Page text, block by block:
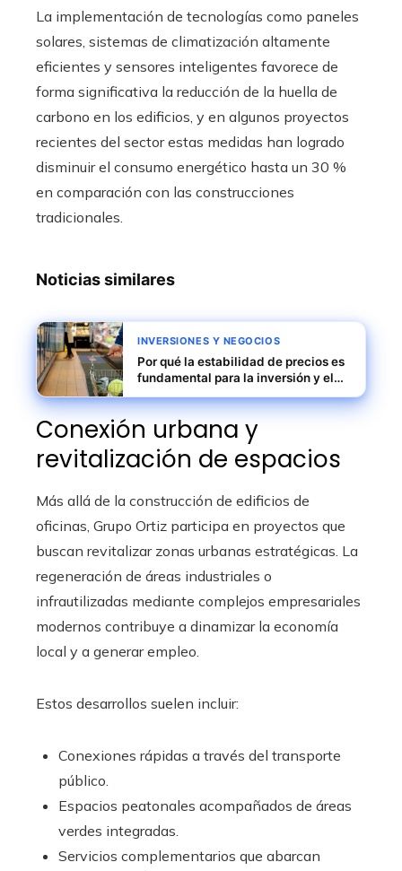
La implementación de tecnologías como paneles
solares, sistemas de climatización altamente
eficientes y sensores inteligentes favorece de
forma significativa la reducción de la huella de
carbono en los edificios, y en algunos proyectos
recientes del sector estas medidas han logrado
disminuir el consumo energético hasta un 30 %
en comparación con las construcciones
tradicionales.
Noticias similares
INVERSIONES Y NEGOCIOS
Por qué la estabilidad de precios es
fundamental para la inversión y el
consumo en Egipto
Conexión urbana y
revitalización de espacios
Más allá de la construcción de edificios de
oficinas, Grupo Ortiz participa en proyectos que
buscan revitalizar zonas urbanas estratégicas. La
regeneración de áreas industriales o
infrautilizadas mediante complejos empresariales
modernos contribuye a dinamizar la economía
local y a generar empleo.
Estos desarrollos suelen incluir:
Conexiones rápidas a través del transporte
público.
Espacios peatonales acompañados de áreas
verdes integradas.
Servicios complementarios que abarcan